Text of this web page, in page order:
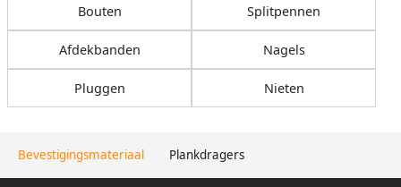
Bevestigingsmateriaal Plankdragers
Bouten Splitpennen
Afdekbanden Nagels
Pluggen Nieten